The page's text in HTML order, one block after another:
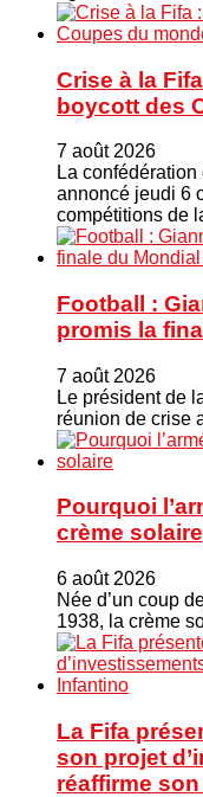
Crise à la
boycott des
7 août 2026
La
annoncé jeudi 6
compétitions de
Football :
promis la
7 août 2026
Le président de
réunion de crise
Pourquoi
crème solaire
6 août 2026
Née d’un coup
1938, la crème
La Fifa
son projet
réaffirme